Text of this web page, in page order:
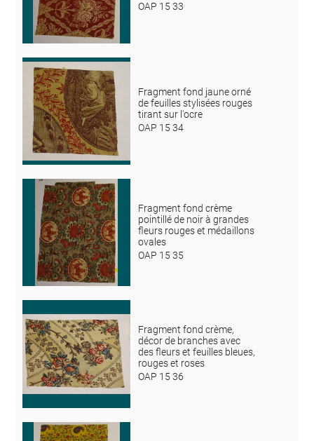
OAP 15 33
Fragment fond jaune orné
de feuilles stylisées rouges
tirant sur l'ocre
OAP 15 34
Fragment fond crème
pointillé de noir à grandes
fleurs rouges et médaillons
ovales
OAP 15 35
Fragment fond crème,
décor de branches avec
des fleurs et feuilles bleues,
rouges et roses
OAP 15 36